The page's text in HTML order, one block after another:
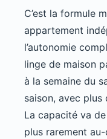
C’est la formule
appartement
l’autonomie
linge de maison
à la semaine du
saison, avec
La capacité va
plus rarement